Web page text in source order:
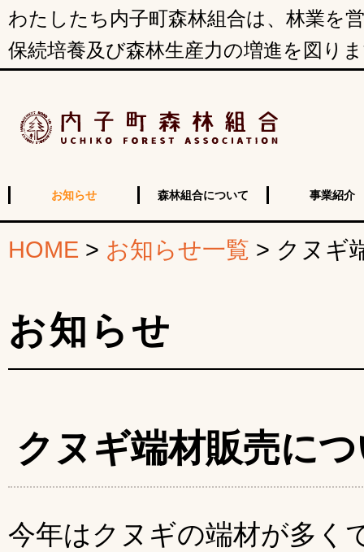
わたしたち内子町森林組合は、林業を
保続培養及び森林生産力の増進を図り
お知らせ 森林組合について 事業紹介
HOME > お知らせ一覧 > クヌギ
お知らせ
クヌギ端材販売に
今年はクヌギの端材が多く